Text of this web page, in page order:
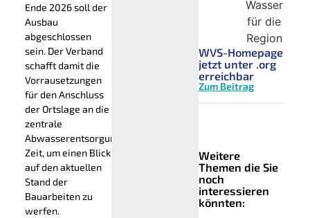
Ende 2026 soll der
Ausbau
abgeschlossen
sein. Der Verband
schafft damit die
Vorrausetzungen
für den Anschluss
der Ortslage an die
zentrale
Abwasserentsorgung.
Zeit, um einen Blick
auf den aktuellen
Stand der
Bauarbeiten zu
werfen.
WVS-Homepage
jetzt unter .org
erreichbar
Zum Beitrag
Weitere
Themen die Sie
noch
interessieren
könnten: